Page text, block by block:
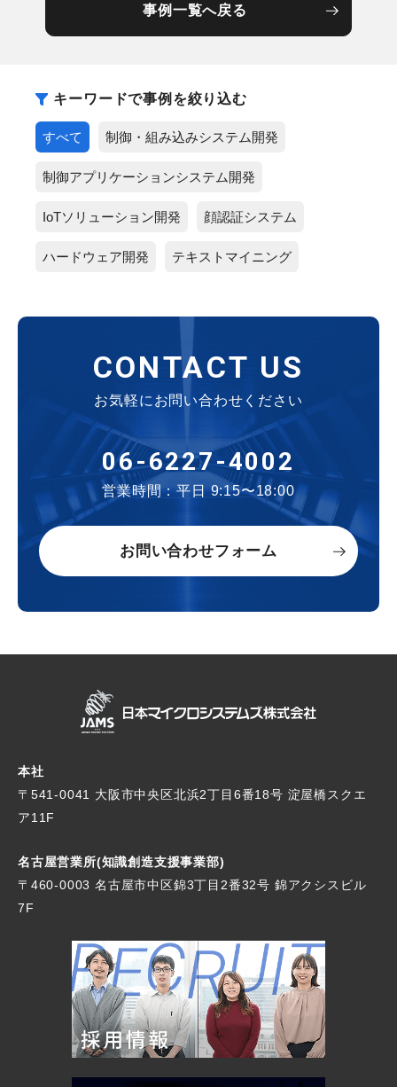
事例一覧へ戻る
キーワードで事例を絞り込む
すべて 制御・組み込みシステム開発
制御アプリケーションシステム開発
IoTソリューション開発 顔認証システム
ハードウェア開発 テキストマイニング
CONTACT US
お気軽にお問い合わせください
06-6227-4002
営業時間：平日 9:15〜18:00
お問い合わせフォーム
本社
〒541-0041 大阪市中央区北浜2丁目6番18号 淀屋橋スクエ
ア11F
名古屋営業所(知識創造支援事業部)
〒460-0003 名古屋市中区錦3丁目2番32号 錦アクシスビル
7F